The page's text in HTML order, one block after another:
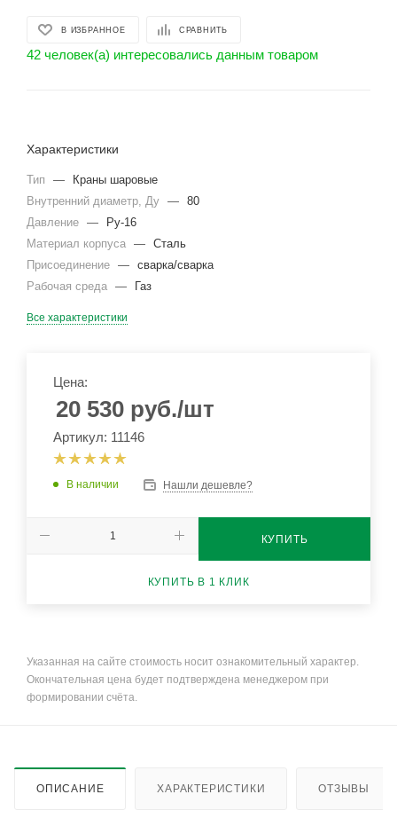
В ИЗБРАННОЕ СРАВНИТЬ
42 человек(а) интересовались данным товаром
Характеристики
Тип —
Краны шаровые
Внутренний диаметр, Ду — 80
Давление —
Ру-16
Материал корпуса — Сталь
Присоединение — сварка/сварка
Рабочая среда — Газ
Все характеристики
Цена:
20 530 руб./шт
Артикул: 11146
В наличии Нашли дешевле?
КУПИТЬ
КУПИТЬ В 1 КЛИК
Указанная на сайте стоимость носит ознакомительный характер.
Окончательная цена будет подтверждена менеджером при
формировании счёта.
ОПИСАНИЕ ХАРАКТЕРИСТИКИ ОТЗЫВЫ